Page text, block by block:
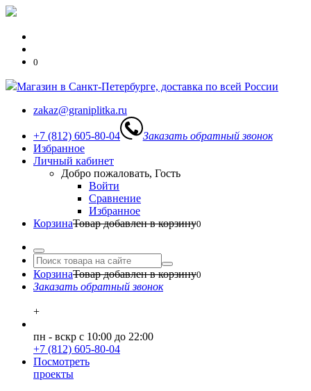
0
Магазин в Санкт-Петербурге, доставка по всей России
zakaz@graniplitka.ru
+7 (812) 605-80-04
Заказать обратный звонок
Избранное
Личный кабинет
Добро пожаловать, Гость
Войти
Сравнение
Избранное
КорзинаТовар добавлен в корзину0
КорзинаТовар добавлен в корзину0
Заказать обратный звонок
+
пн - вскр с 10:00 до 22:00
+7 (812) 605-80-04
Посмотреть
проекты